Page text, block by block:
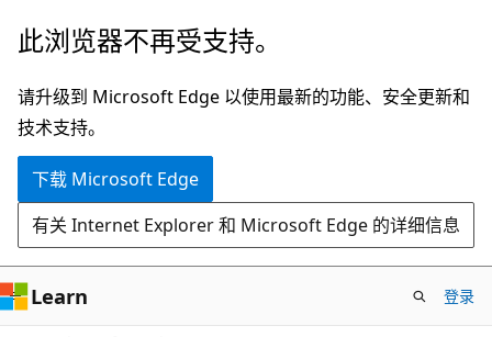
跳
主
要
内
此浏览器不再受支持。
请升级到 Microsoft Edge 以使用最新的功能、安全更新和
技术支持。
下载 Microsoft Edge
有关 Internet Explorer 和 Microsoft Edge 的详细信息
Learn 登录